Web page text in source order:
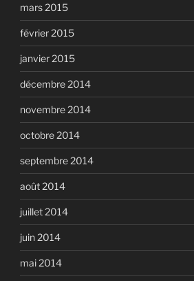
mars 2015
février 2015
janvier 2015
décembre 2014
novembre 2014
octobre 2014
septembre 2014
août 2014
juillet 2014
juin 2014
mai 2014